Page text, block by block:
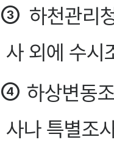
③ 하천관리
사 외에 수시
④ 하상변동
사나 특별조